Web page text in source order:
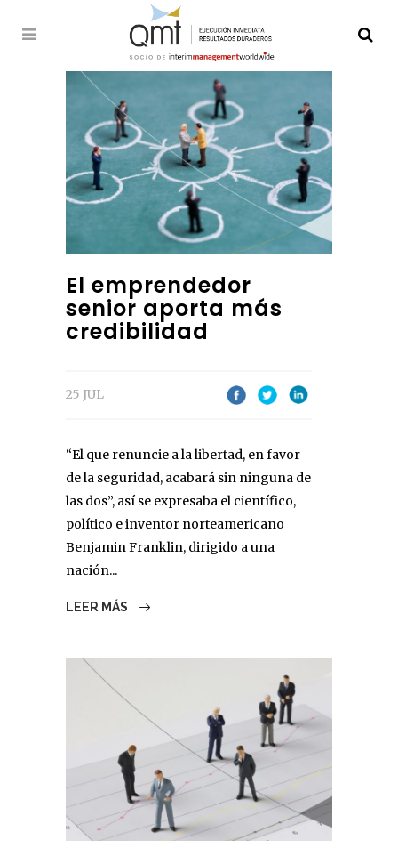
El emprendedor
senior aporta más
credibilidad
25 JUL
“El que renuncie a la libertad, en favor
de la seguridad, acabará sin ninguna de
las dos”, así se expresaba el científico,
político e inventor norteamericano
Benjamin Franklin, dirigido a una
nación...
LEER MÁS